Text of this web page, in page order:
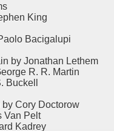
King
Bacigalupi
by Jonathan Lethem
R. R. Martin
Buckell
Cory Doctorow
Van Pelt
Kadrey